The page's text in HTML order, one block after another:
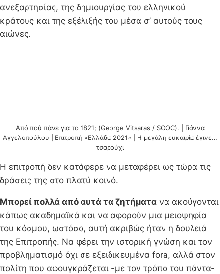
ανεξαρτησίας, της δημιουργίας του ελληνικού
κράτους και της εξέλιξής του μέσα σ’ αυτούς τους
αιώνες.
Από πού πάνε για το 1821; (George Vitsaras / SOOC). | Γιάννα
Αγγελοπούλου | Επιτροπή «Ελλάδα 2021» | Η μεγάλη ευκαιρία έγινε…
τσαρούχι
Η επιτροπή δεν κατάφερε να μεταφέρει ως τώρα τις
δράσεις της στο πλατύ κοινό.
Μπορεί πολλά από αυτά τα ζητήματα να ακούγονται
κάπως ακαδημαϊκά και να αφορούν μια μειοψηφία
του κόσμου, ωστόσο, αυτή ακριβώς ήταν η δουλειά
της Επιτροπής. Να φέρει την ιστορική γνώση και τον
προβληματισμό όχι σε εξειδικευμένα fora, αλλά στον
πολίτη που αφουγκράζεται -με τον τρόπο του πάντα-